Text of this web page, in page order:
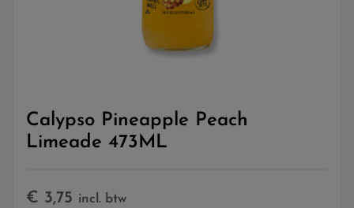
Calypso Pineapple Peach
Limeade 473ML
€ 3,75 incl. btw